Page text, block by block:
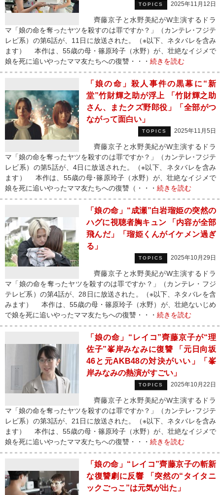
TOPICS 2025年11月12日
齊藤京子と水野美紀がW主演するドラ
マ「娘の命を奪ったヤツを殺すのは罪ですか？」（カンテレ･フジテ
レビ系）の第6話が、11日に放送された。（※以下、ネタバレを含み
ます） 本作は、55歳の母・篠原玲子（水野）が、壮絶なイジメで
娘を死に追いやったママ友たちへの復讐・・・ 続きを読む
「娘の命」殺人事件の黒幕に“新
堂”竹財輝之助が浮上 「竹財輝之助
さん、またクズ野郎役」「全部がつ
ながって面白い」
TOPICS 2025年11月5日
齊藤京子と水野美紀がW主演するドラ
マ「娘の命を奪ったヤツを殺すのは罪ですか？」（カンテレ･フジテ
レビ系）の第5話が、4日に放送された。（※以下、ネタバレを含み
ます） 本作は、55歳の母･篠原玲子（水野）が、壮絶なイジメで
娘を死に追いやったママ友たちへの復讐（・・・ 続きを読む
「娘の命」“成瀬”白岩瑠姫の突然の
ハグに視聴者胸キュン 「内容が全部
飛んだ」「瑠姫くんがイケメン過ぎ
る」
TOPICS 2025年10月29日
齊藤京子と水野美紀がW主演するドラ
マ「娘の命を奪ったヤツを殺すのは罪ですか？」（カンテレ・フジ
テレビ系）の第4話が、28日に放送された。（※以下、ネタバレを含
みます） 本作は、55歳の母・篠原玲子（水野）が、壮絶ないじめ
で娘を死に追いやったママ友たちへの復讐・・・ 続きを読む
「娘の命」“レイコ”齊藤京子が“理
佐子”峯岸みなみに復讐 「元日向坂
46と元AKB48の対決がいい」「峯
岸みなみの熱演がすごい」
TOPICS 2025年10月22日
齊藤京子と水野美紀がW主演するドラ
マ「娘の命を奪ったヤツを殺すのは罪ですか？」（カンテレ･フジテ
レビ系）の第3話が、21日に放送された。（※以下、ネタバレを含み
ます） 本作は、55歳の母・篠原玲子（水野）が、壮絶なイジメで
娘を死に追いやったママ友たちへの復讐・・・ 続きを読む
「娘の命」“レイコ”齊藤京子の斬新
な復讐劇に反響 「突然の“タイタニ
ックごっこ”は元気が出た」